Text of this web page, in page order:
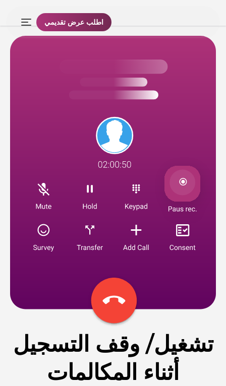
اطلب عرض تقديمي
تشغيل/ وقف التسجيل
أثناء المكالمات